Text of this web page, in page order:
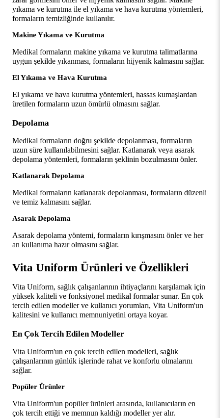
yıkama ve kurutma ile el yıkama ve hava kurutma yöntemleri,
formaların temizliğinde kullanılır.
Makine Yıkama ve Kurutma
Medikal formaların makine yıkama ve kurutma talimatlarına
uygun şekilde yıkanması, formaların hijyenik kalmasını sağlar.
El Yıkama ve Hava Kurutma
El yıkama ve hava kurutma yöntemleri, hassas kumaşlardan
üretilen formaların uzun ömürlü olmasını sağlar.
Depolama
Medikal formaların doğru şekilde depolanması, formaların
uzun süre kullanılabilmesini sağlar. Katlanarak veya asarak
depolama yöntemleri, formaların şeklinin bozulmasını önler.
Katlanarak Depolama
Medikal formaların katlanarak depolanması, formaların düzenli
ve temiz kalmasını sağlar.
Asarak Depolama
Asarak depolama yöntemi, formaların kırışmasını önler ve her
an kullanıma hazır olmasını sağlar.
Vita Uniform Ürünleri ve Özellikleri
Vita Uniform, sağlık çalışanlarının ihtiyaçlarını karşılamak için
yüksek kaliteli ve fonksiyonel medikal formalar sunar. En çok
tercih edilen modeller ve kullanıcı yorumları, Vita Uniform'un
kalitesini ve kullanıcı memnuniyetini ortaya koyar.
En Çok Tercih Edilen Modeller
Vita Uniform'un en çok tercih edilen modelleri, sağlık
çalışanlarının günlük işlerinde rahat ve konforlu olmalarını
sağlar.
Popüler Ürünler
Vita Uniform'un popüler ürünleri arasında, kullanıcıların en
çok tercih ettiği ve memnun kaldığı modeller yer alır.